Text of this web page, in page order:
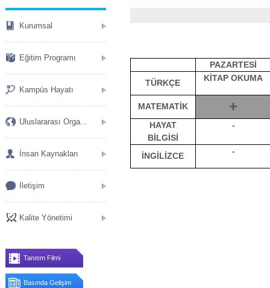
Kurumsal
Eğitim Programı
Kampüs Hayatı
Uluslararası Orga...
İnsan Kaynakları
İletişim
Kalite Yönetimi
Tanıtım Filmi
Basında Gelişim
PAZARTESİ
TÜRKÇE
KİTAP OKUMA
MATEMATİK +
HAYAT
BİLGİSİ
-
İNGİLİZCE -